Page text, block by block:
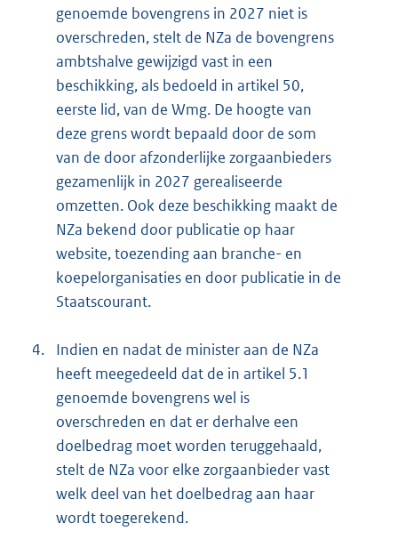
genoemde bovengrens in 2027 niet is
overschreden, stelt de NZa de bovengrens
ambtshalve gewijzigd vast in een
beschikking, als bedoeld in artikel 50,
eerste lid, van de Wmg. De hoogte van
deze grens wordt bepaald door de som
van de door afzonderlijke zorgaanbieders
gezamenlijk in 2027 gerealiseerde
omzetten. Ook deze beschikking maakt de
NZa bekend door publicatie op haar
website, toezending aan branche- en
koepelorganisaties en door publicatie in de
Staatscourant.
4.
Indien en nadat de minister aan de NZa
heeft meegedeeld dat de in artikel 5.1
genoemde bovengrens wel is
overschreden en dat er derhalve een
doelbedrag moet worden teruggehaald,
stelt de NZa voor elke zorgaanbieder vast
welk deel van het doelbedrag aan haar
wordt toegerekend.